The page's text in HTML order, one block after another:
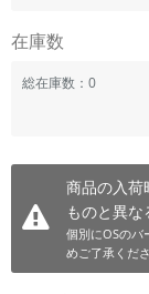
在庫数
総在庫数：0
商品の入荷
ものと異な
個別にOSのバ
めご了承くださ
モニタサイズ